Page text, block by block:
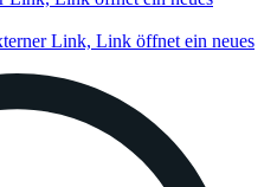
Link, Link öffnet ein neues